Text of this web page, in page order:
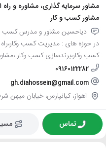
مشاور سرمایه گذاری، مشاوره و راه
مشاور کسب و کار
دیاحسین مشاور و مدرس کسب
در حوزه های : مدیریت کسب
کسب وکار،برندسازی کسب وکار
09160122282
gh.diahossein@gmail.com
اهواز، کیانپارس، خیابان میهن
تماس